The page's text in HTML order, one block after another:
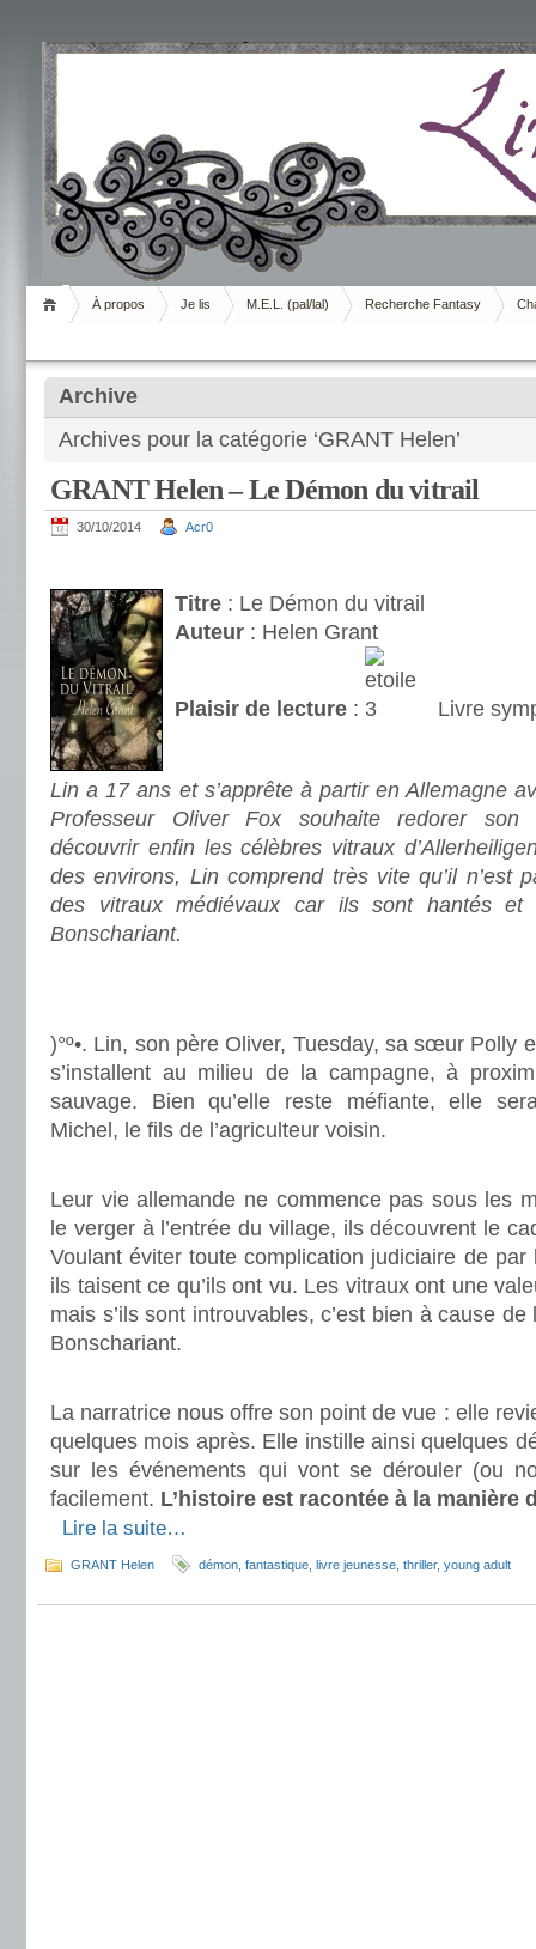
Livrement
À propos Je lis M.E.L. (pal/lal) Recherche Fantasy
Archive
Archives pour la catégorie ‘GRANT Helen’
GRANT Helen – Le Démon du vitrail
30/10/2014 Acr0
Titre : Le Démon du vitrail
Auteur : Helen Grant
Plaisir de lecture :
Livre
Lin a 17 ans et s’apprête à partir en Allemagne
Professeur Oliver Fox souhaite redorer son
découvrir enfin les célèbres vitraux
des environs, Lin comprend très vite qu’il n’est
des vitraux médiévaux car ils sont hantés et
Bonschariant.
)°º•. Lin, son père Oliver, Tuesday, sa sœur Polly
s’installent au milieu de la campagne, à
sauvage. Bien qu’elle reste méfiante, elle
Michel, le fils de l’agriculteur voisin.
Leur vie allemande ne commence pas sous les
le verger à l’entrée du village, ils découvrent le
Voulant éviter toute complication judiciaire de
ils taisent ce qu’ils ont vu. Les vitraux ont une
mais s’ils sont introuvables, c’est bien à cause
Bonschariant.
La narratrice nous offre son point de vue : elle
quelques mois après. Elle instille ainsi quelques
sur les événements qui vont se dérouler (ou
facilement. L’histoire est racontée à la manière
Lire la suite…
GRANT Helen démon fantastique livre jeunesse thriller, young adult